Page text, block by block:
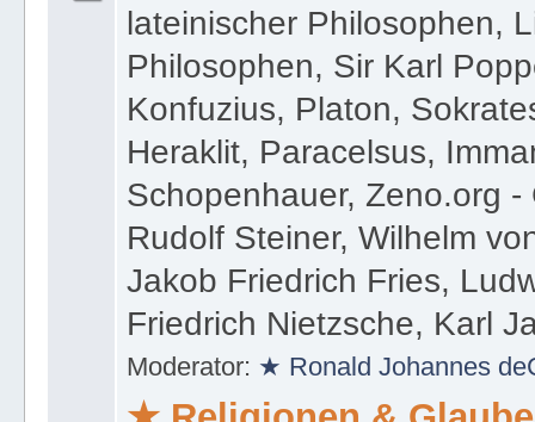
lateinischer Philosophen,
Philosophen, Sir Karl
Konfuzius, Platon,
Heraklit, Paracelsus,
Schopenhauer, Zeno.org
Rudolf Steiner, Wilhelm
Jakob Friedrich Fries,
Friedrich Nietzsche, Karl
Moderator: ★ Ronald Johannes